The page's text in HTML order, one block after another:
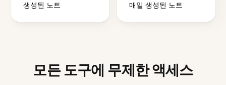
생성된 노트 매일 생성된 노트
모든 도구에 무제한 액세스